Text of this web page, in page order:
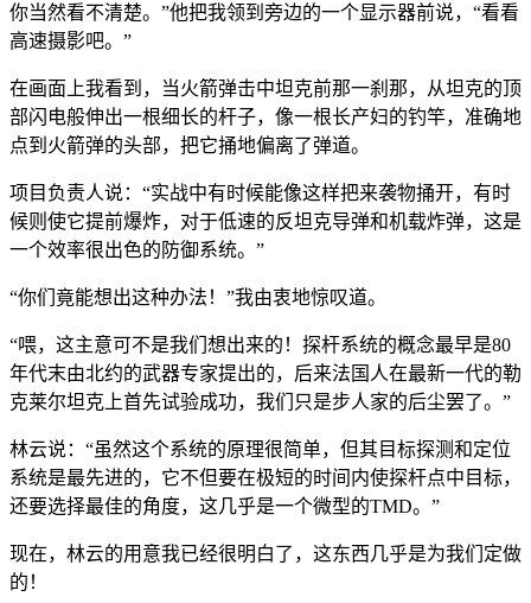
你当然看不清楚。”他把我领到旁边的一个显示器前说，“看看
高速摄影吧。”
在画面上我看到，当火箭弹击中坦克前那一刹那，从坦克的顶
部闪电般伸出一根细长的杆子，像一根长产妇的钓竿，准确地
点到火箭弹的头部，把它捅地偏离了弹道。
项目负责人说：“实战中有时候能像这样把来袭物捅开，有时
候则使它提前爆炸，对于低速的反坦克导弹和机载炸弹，这是
一个效率很出色的防御系统。”
“你们竟能想出这种办法！”我由衷地惊叹道。
“喂，这主意可不是我们想出来的！探杆系统的概念最早是80
年代末由北约的武器专家提出的，后来法国人在最新一代的勒
克莱尔坦克上首先试验成功，我们只是步人家的后尘罢了。”
林云说：“虽然这个系统的原理很简单，但其目标探测和定位
系统是最先进的，它不但要在极短的时间内使探杆点中目标，
还要选择最佳的角度，这几乎是一个微型的TMD。”
现在，林云的用意我已经很明白了，这东西几乎是为我们定做
的！